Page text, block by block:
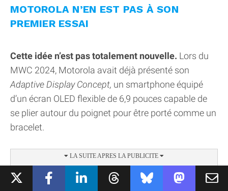
MOTOROLA N’EN EST PAS À SON
PREMIER ESSAI
Cette idée n’est pas totalement nouvelle. Lors du
MWC 2024, Motorola avait déjà présenté son
Adaptive Display Concept, un smartphone équipé
d’un écran OLED flexible de 6,9 pouces capable de
se plier autour du poignet pour être porté comme un
bracelet.